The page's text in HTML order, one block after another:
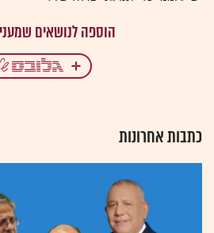
כתבות אחרונות